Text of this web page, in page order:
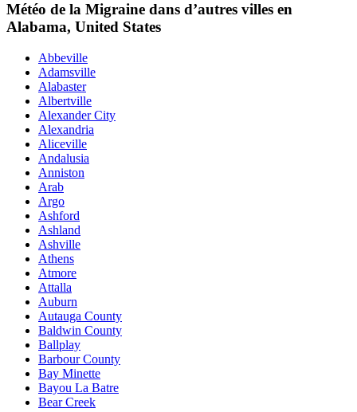
Météo de la Migraine dans d’autres villes en
Alabama, United States
Abbeville
Adamsville
Alabaster
Albertville
Alexander City
Alexandria
Aliceville
Andalusia
Anniston
Arab
Argo
Ashford
Ashland
Ashville
Athens
Atmore
Attalla
Auburn
Autauga County
Baldwin County
Ballplay
Barbour County
Bay Minette
Bayou La Batre
Bear Creek